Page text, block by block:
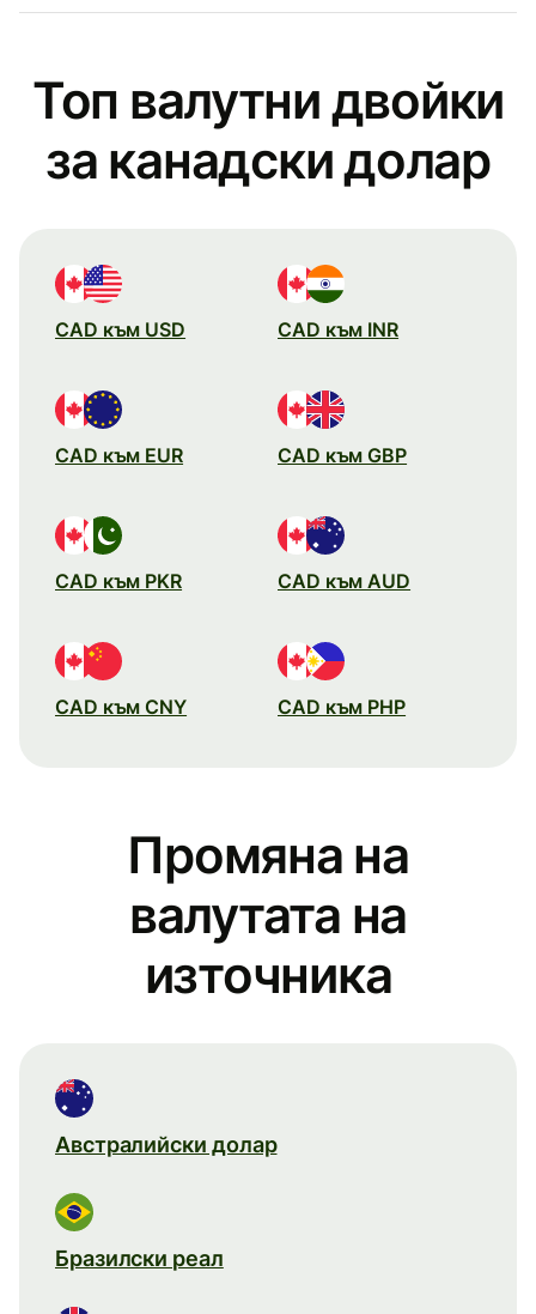
Топ валутни двойки
за канадски долар
CAD към USD CAD към INR
CAD към EUR CAD към GBP
CAD към PKR CAD към AUD
CAD към CNY CAD към PHP
Промяна на
валутата на
източника
Австралийски долар
Бразилски реал